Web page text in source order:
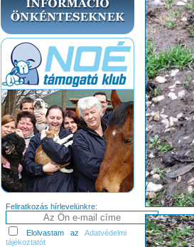
Feliratkozás hírlevelünkre:
Elolvastam az Adatvédelmi
tájékoztatót